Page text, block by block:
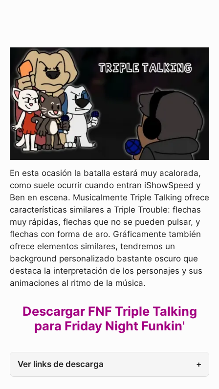
En esta ocasión la batalla estará muy acalorada,
como suele ocurrir cuando entran iShowSpeed y
Ben en escena. Musicalmente Triple Talking ofrece
características similares a Triple Trouble: flechas
muy rápidas, flechas que no se pueden pulsar, y
flechas con forma de aro. Gráficamente también
ofrece elementos similares, tendremos un
background personalizado bastante oscuro que
destaca la interpretación de los personajes y sus
animaciones al ritmo de la música.
Descargar FNF Triple Talking
para Friday Night Funkin'
Ver links de descarga +